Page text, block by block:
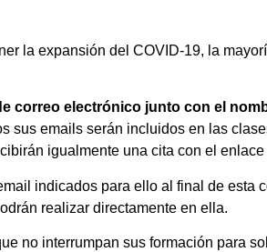
la expansión del COVID-19, la
correo electrónico junto con el
sus emails serán incluidos en las
igualmente una cita con el
indicados para ello al final de esta
realizar directamente en ella.
no interrumpan sus formación para